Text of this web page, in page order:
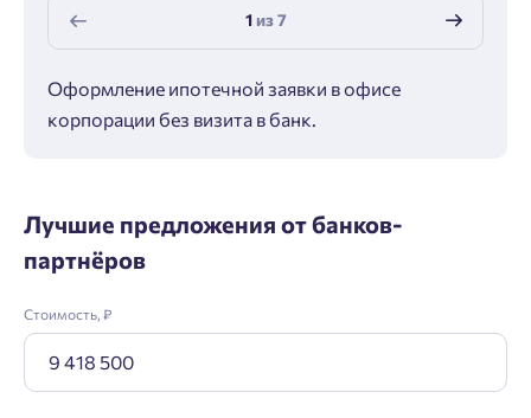
1из7
Оформление ипотечной заявки в офисе
корпорации без визита в банк.
Лучшие предложения от банков-
партнёров
Стоимость, ₽